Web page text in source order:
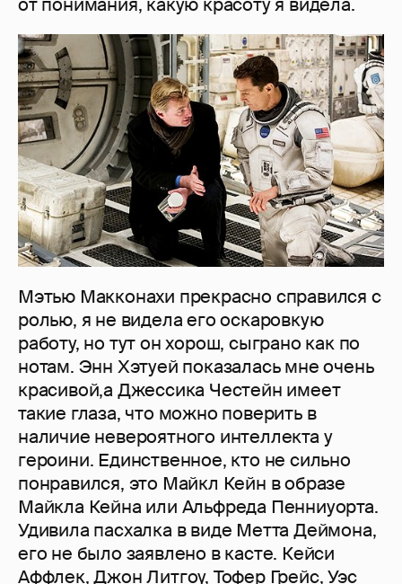
Мэтью Макконахи прекрасно справился с
ролью, я не видела его оскаровкую
работу, но тут он хорош, сыграно как по
нотам. Энн Хэтуей показалась мне очень
красивой,а Джессика Честейн имеет
такие глаза, что можно поверить в
наличие невероятного интеллекта у
героини. Единственное, кто не сильно
понравился, это Майкл Кейн в образе
Майкла Кейна или Альфреда Пенниуорта.
Удивила пасхалка в виде Метта Деймона,
его не было заявлено в касте. Кейси
Аффлек, Джон Литгоу, Тофер Грейс, Уэс